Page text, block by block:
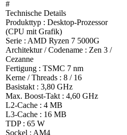
#
Technische Details
Produkttyp : Desktop-Prozessor
(CPU mit Grafik)
Serie : AMD Ryzen 7 5000G
Architektur / Codename : Zen 3 /
Cezanne
Fertigung : TSMC 7 nm
Kerne / Threads : 8 / 16
Basistakt : 3,80 GHz
Max. Boost-Takt : 4,60 GHz
L2-Cache : 4 MB
L3-Cache : 16 MB
TDP : 65 W
Sockel : AM4